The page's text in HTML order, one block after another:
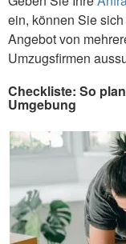
ein, können Sie
Angebot von
Umzugsfirmen
Checkliste: So
Umgebung